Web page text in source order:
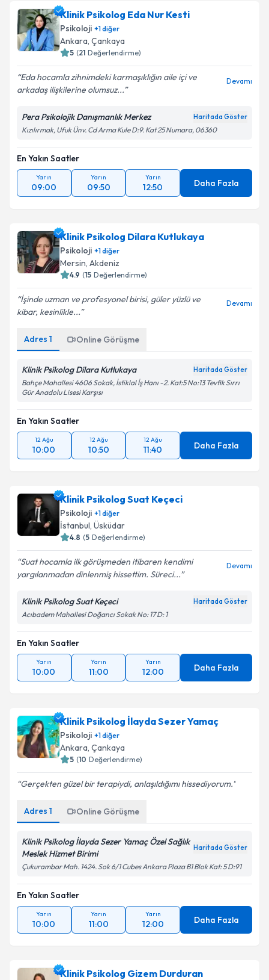
Klinik Psikolog Eda Nur Kesti
Psikoloji +1diğer
Ankara, Çankaya
5 (21 Değerlendirme)
Eda hocamla zihnimdeki karmaşıklığın aile içi ve
arkadaş ilişkilerine olumsuz...
Devamı
Pera Psikolojik Danışmanlık Merkez Haritada Göster
Kızılırmak, Ufuk Ünv. Cd Arma Kule D:9. Kat 25 Numara, 06360
En Yakın Saatler
Yarın
09:00
Yarın
09:50
Yarın
12:50 Daha Fazla
Klinik Psikolog Dilara Kutlukaya
Psikoloji +1diğer
Mersin, Akdeniz
4.9 (15 Değerlendirme)
İşinde uzman ve profesyonel birisi, güler yüzlü ve
kibar, kesinlikle...
Devamı
Adres 1 Online Görüşme
Klinik Psikolog Dilara Kutlukaya Haritada Göster
Bahçe Mahallesi 4606 Sokak, İstiklal İş Hanı -2. Kat:5 No:13 Tevfik Sırrı
Gür Anadolu Lisesi Karşısı
En Yakın Saatler
12 Ağu
10:00
12 Ağu
10:50
12 Ağu
11:40 Daha Fazla
Klinik Psikolog Suat Keçeci
Psikoloji +1diğer
İstanbul, Üsküdar
4.8 (5 Değerlendirme)
Suat hocamla ilk görüşmeden itibaren kendimi
yargılanmadan dinlenmiş hissettim. Süreci...
Devamı
Klinik Psikolog Suat Keçeci Haritada Göster
Acıbadem Mahallesi Doğancı Sokak No: 17 D: 1
En Yakın Saatler
Yarın
10:00
Yarın
11:00
Yarın
12:00 Daha Fazla
Klinik Psikolog İlayda Sezer Yamaç
Psikoloji +1diğer
Ankara, Çankaya
5 (10 Değerlendirme)
Gerçekten güzel bir terapiydi, anlaşıldığımı hissediyorum.
Adres 1 Online Görüşme
Klinik Psikolog İlayda Sezer Yamaç Özel Sağlık
Meslek Hizmet Birimi
Haritada Göster
Çukurambar Mah. 1424. Sok 6/1 Cubes Ankara Plaza B1 Blok Kat: 5 D:91
En Yakın Saatler
Yarın
10:00
Yarın
11:00
Yarın
12:00 Daha Fazla
Klinik Psikolog Gizem Durduran